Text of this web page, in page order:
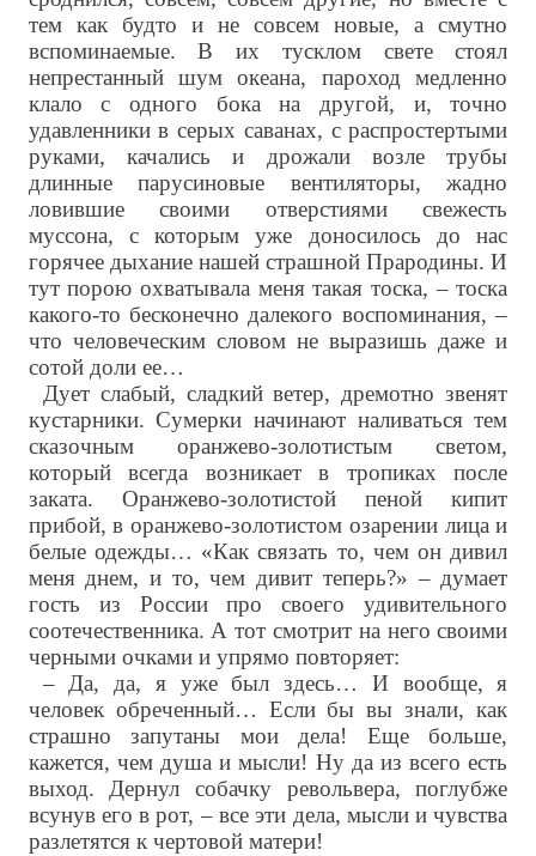
тем как будто и не совсем новые, а смутно
вспоминаемые. В их тусклом свете стоял
непрестанный шум океана, пароход медленно
клало с одного бока на другой, и, точно
удавленники в серых саванах, с распростертыми
руками, качались и дрожали возле трубы
длинные парусиновые вентиляторы, жадно
ловившие своими отверстиями свежесть
муссона, с которым уже доносилось до нас
горячее дыхание нашей страшной Прародины. И
тут порою охватывала меня такая тоска, – тоска
какого-то бесконечно далекого воспоминания, –
что человеческим словом не выразишь даже и
сотой доли ее…
Дует слабый, сладкий ветер, дремотно звенят
кустарники. Сумерки начинают наливаться тем
сказочным оранжево-золотистым светом,
который всегда возникает в тропиках после
заката. Оранжево-золотистой пеной кипит
прибой, в оранжево-золотистом озарении лица и
белые одежды… «Как связать то, чем он дивил
меня днем, и то, чем дивит теперь?» – думает
гость из России про своего удивительного
соотечественника. А тот смотрит на него своими
черными очками и упрямо повторяет:
– Да, да, я уже был здесь… И вообще, я
человек обреченный… Если бы вы знали, как
страшно запутаны мои дела! Еще больше,
кажется, чем душа и мысли! Ну да из всего есть
выход. Дернул собачку револьвера, поглубже
всунув его в рот, – все эти дела, мысли и чувства
разлетятся к чертовой матери!